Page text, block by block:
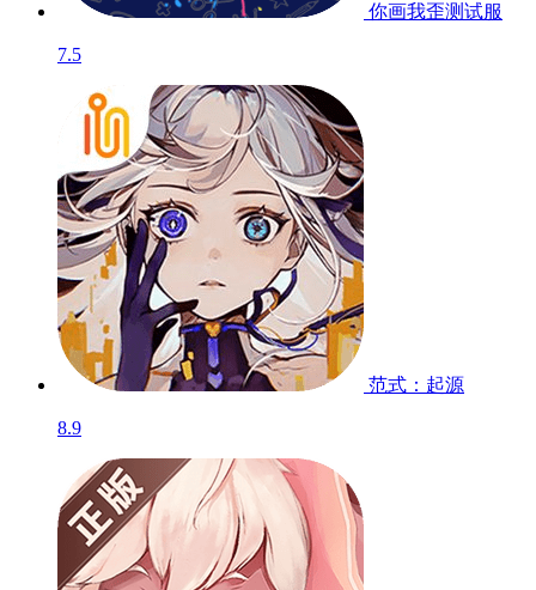
你画我歪测试服
7.5
范式：起源
8.9